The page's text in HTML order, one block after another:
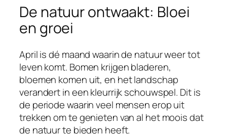
De natuur ontwaakt: Bloei
en groei
April is dé maand waarin de natuur weer tot
leven komt. Bomen krijgen bladeren,
bloemen komen uit, en het landschap
verandert in een kleurrijk schouwspel. Dit is
de periode waarin veel mensen erop uit
trekken om te genieten van al het moois dat
de natuur te bieden heeft.